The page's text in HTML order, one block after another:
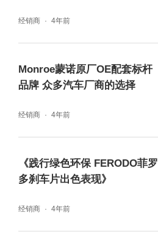
经销商 4年前
Monroe蒙诺原厂OE配套标杆
品牌 众多汽车厂商的选择
经销商 4年前
《践行绿色环保 FERODO菲罗
多刹车片出色表现》
经销商 4年前